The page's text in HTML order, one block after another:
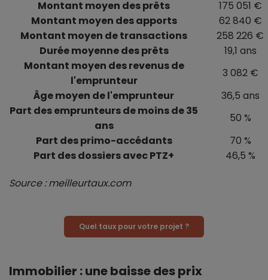
Montant moyen des prêts
175 051 €
Montant moyen des apports
62 840 €
Montant moyen de transactions
258 226 €
Durée moyenne des prêts
19,1 ans
Montant moyen des revenus de
l'emprunteur
3 082 €
Âge moyen de l'emprunteur
36,5 ans
Part des emprunteurs de moins de 35
ans
50 %
Part des primo-accédants
70 %
Part des dossiers avec PTZ+
46,5 %
Source : meilleurtaux.com
Quel taux pour votre projet ?
Immobilier : une baisse des prix